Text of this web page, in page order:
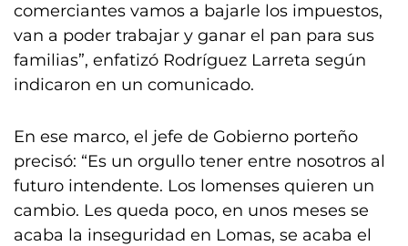
comerciantes vamos a bajarle los impuestos,
van a poder trabajar y ganar el pan para sus
familias”, enfatizó Rodríguez Larreta según
indicaron en un comunicado.
En ese marco, el jefe de Gobierno porteño
precisó: “Es un orgullo tener entre nosotros al
futuro intendente. Los lomenses quieren un
cambio. Les queda poco, en unos meses se
acaba la inseguridad en Lomas, se acaba el